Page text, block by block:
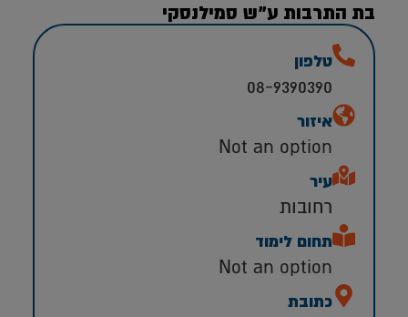
בת התרבות ע”ש סמילנסקי
טלפון
08-9390390
איזור
Not an option
עיר
רחובות
תחום לימוד
Not an option
כתובת